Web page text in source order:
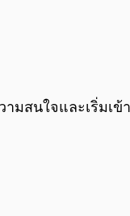
มสนใจและเริ่มเ